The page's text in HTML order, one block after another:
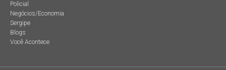
Policial
Negócios/Economia
Sergipe
Blogs
Você Acontece